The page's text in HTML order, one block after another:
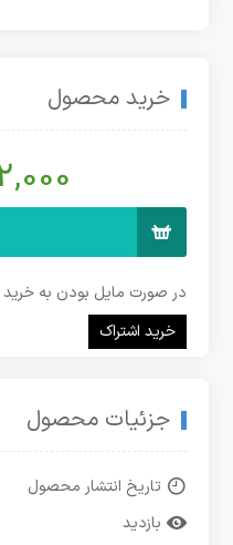
خرید محصول
2,000
در صورت مایل بودن به خرید
خرید اشتراک
جزئیات محصول
تاریخ انتشار محصول
بازدید